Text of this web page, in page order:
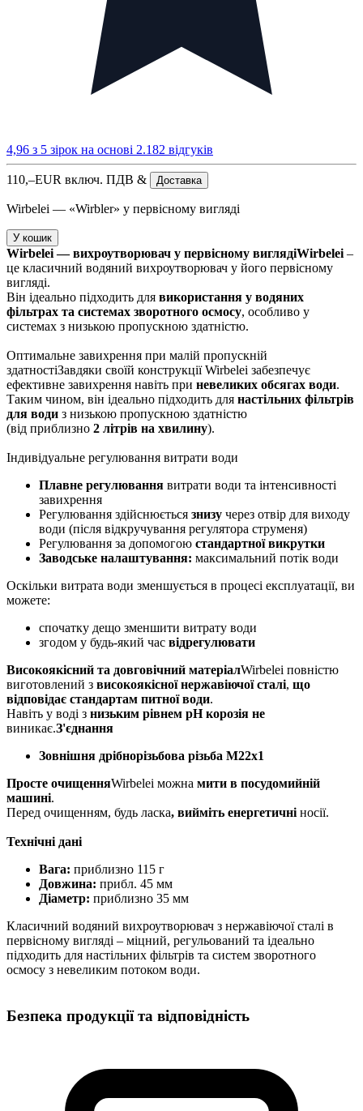
4,96 з 5 зірок на основі 2.182 відгуків
110,–EUR включ. ПДВ & Доставка
Wirbelei — «Wirbler» у первісному вигляді
У кошик
Wirbelei — вихроутворювач у первісному виглядіWirbelei –
це класичний водяний вихроутворювач у його первісному
вигляді.
Він ідеально підходить для використання у водяних
фільтрах та системах зворотного осмосу, особливо у
системах з низькою пропускною здатністю.
Оптимальне завихрення при малій пропускній
здатностіЗавдяки своїй конструкції Wirbelei забезпечує
ефективне завихрення навіть при невеликих обсягах води.
Таким чином, він ідеально підходить для настільних фільтрів
для води з низькою пропускною здатністю
(від приблизно 2 літрів на хвилину).
Індивідуальне регулювання витрати води
Плавне регулювання витрати води та інтенсивності
завихрення
Регулювання здійснюється знизу через отвір для виходу
води (після відкручування регулятора струменя)
Регулювання за допомогою стандартної викрутки
Заводське налаштування: максимальний потік води
Оскільки витрата води зменшується в процесі експлуатації, ви
можете:
спочатку дещо зменшити витрату води
згодом у будь-який час відрегулювати
Високоякісний та довговічний матеріалWirbelei повністю
виготовлений з високоякісної нержавіючої сталі, що
відповідає стандартам питної води.
Навіть у воді з низьким рівнем pH корозія не
виникає.З'єднання
Зовнішня дрібнорізьбова різьба M22x1
Просте очищенняWirbelei можна мити в посудомийній
машині.
Перед очищенням, будь ласка, вийміть енергетичні носії.
Технічні дані
Вага: приблизно 115 г
Довжина: прибл. 45 мм
Діаметр: приблизно 35 мм
Класичний водяний вихроутворювач з нержавіючої сталі в
первісному вигляді – міцний, регульований та ідеально
підходить для настільних фільтрів та систем зворотного
осмосу з невеликим потоком води.
Безпека продукції та відповідність